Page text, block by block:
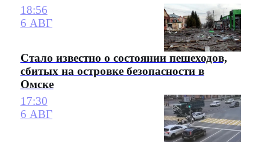
18:56
6 АВГ
Стало известно о состоянии пешеходов,
сбитых на островке безопасности в
Омске
17:30
6 АВГ